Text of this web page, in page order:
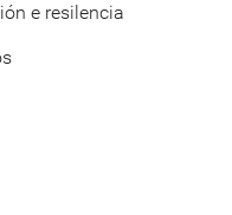
e resilencia